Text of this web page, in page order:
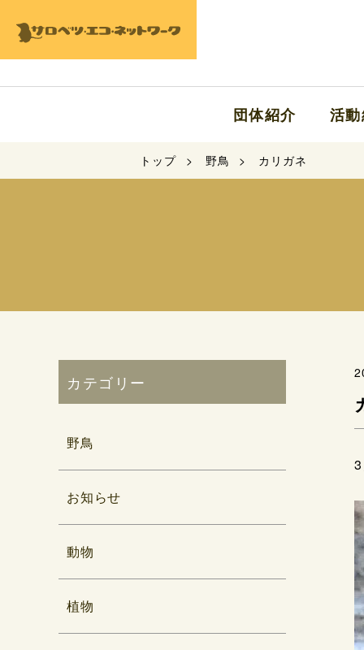
団体紹介 活
トップ 野鳥 カリガネ
カテゴリー
野鳥
お知らせ
動物
植物